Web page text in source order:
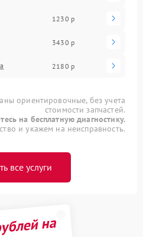
1230 р
3430 р
2180 р
ориентировочные, без учета
стоимости запчастей.
на бесплатную диагностику.
и укажем на неисправность.
все услуги
на